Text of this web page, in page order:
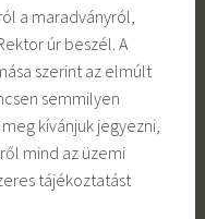
a maradványról,
úr beszél. A
szerint az elmúlt
semmilyen
kívánjuk jegyezni,
mind az üzemi
tájékoztatást